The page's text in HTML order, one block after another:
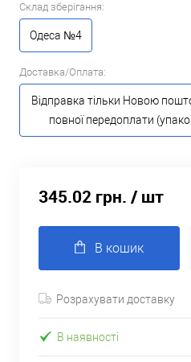
Склад зберігання:
Одеса №4
Доставка/Оплата:
Відправка тільки Новою
повної передоплати
345.02 грн. / шт
В кошик
Розрахувати доставку
В наявності